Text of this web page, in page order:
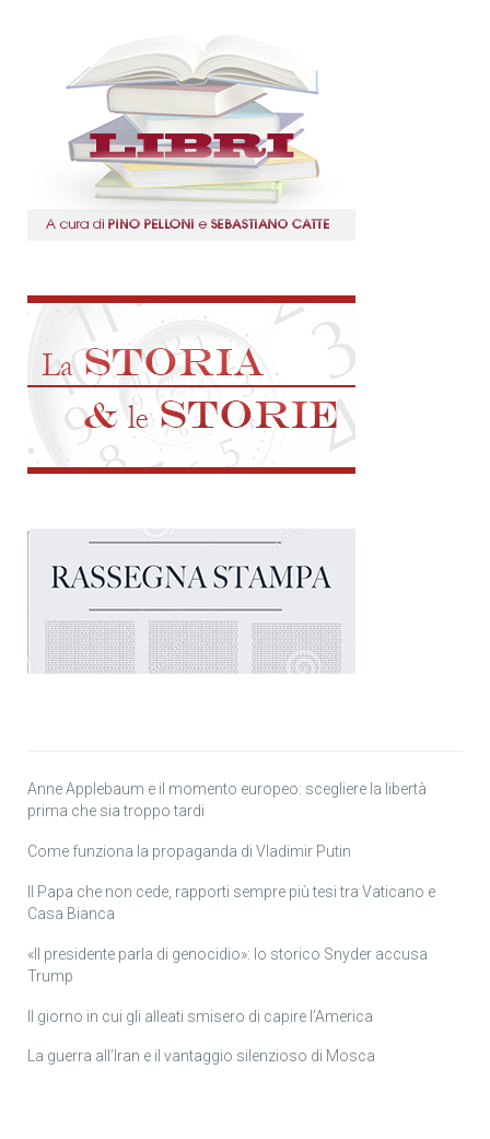
Anne Applebaum e il momento europeo: scegliere la libertà
prima che sia troppo tardi
Come funziona la propaganda di Vladimir Putin
Il Papa che non cede, rapporti sempre più tesi tra Vaticano e
Casa Bianca
«Il presidente parla di genocidio»: lo storico Snyder accusa
Trump
Il giorno in cui gli alleati smisero di capire l’America
La guerra all’Iran e il vantaggio silenzioso di Mosca